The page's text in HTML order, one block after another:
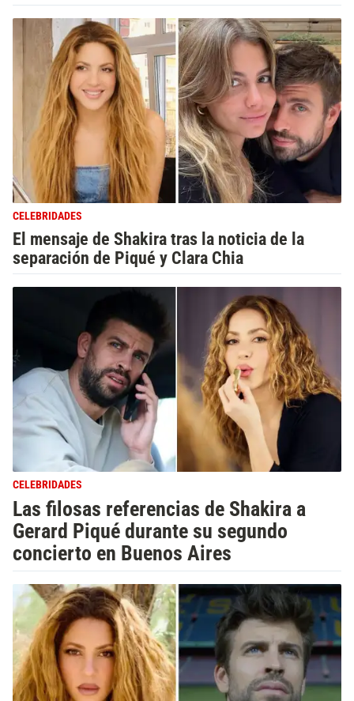
CELEBRIDADES
El mensaje de Shakira tras la noticia de la
separación de Piqué y Clara Chia
CELEBRIDADES
Las filosas referencias de Shakira a
Gerard Piqué durante su segundo
concierto en Buenos Aires